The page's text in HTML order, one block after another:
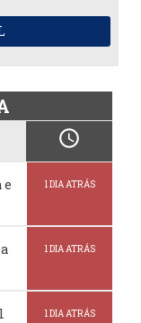
schedule
e
1 DIA ATRÁS
1 DIA ATRÁS
1 DIA ATRÁS